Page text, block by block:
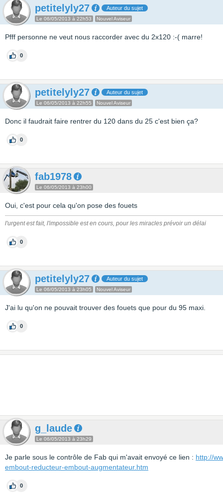
petitelyly27 Auteur du sujet
Le 06/05/2013 à 22h53 Nouvel Aviseur
Pfff personne ne veut nous raccorder avec du 2x120 :-( marre!
0
petitelyly27 Auteur du sujet
Le 06/05/2013 à 22h55 Nouvel Aviseur
Donc il faudrait faire rentrer du 120 dans du 25 c'est bien ça?
0
fab1978
Le 06/05/2013 à 23h00
Oui, c'est pour cela qu'on pose des fouets
l'urgent est fait, l'impossible est en cours, pour les miracles prévoir un délai
0
petitelyly27 Auteur du sujet
Le 06/05/2013 à 23h05 Nouvel Aviseur
J'ai lu qu'on ne pouvait trouver des fouets que pour du 95 maxi.
0
g_laude
Le 06/05/2013 à 23h29
Je parle sous le contrôle de Fab qui m'avait envoyé ce lien : http://
embout-reducteur-embout-augmentateur.htm
0